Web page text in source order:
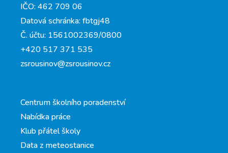
IČO: 462 709 06
Datová schránka: fbtgj48
Č. účtu: 1561002369/0800
+420 517 371 535
zsrousinov@zsrousinov.cz
Centrum školního poradenství
Nabídka práce
Klub přátel školy
Data z meteostanice